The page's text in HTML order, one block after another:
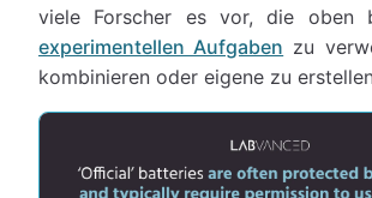
viele Forscher es vor, die oben
experimentellen Aufgaben zu
kombinieren oder eigene zu